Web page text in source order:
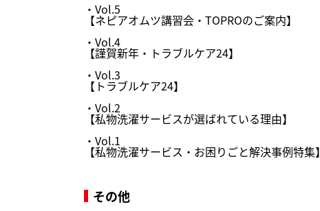
・ Vol.5
【ネピアオムツ講習会・TOPROのご案内】
・ Vol.4
【謹賀新年・トラブルケア24】
・ Vol.3
【トラブルケア24】
・ Vol.2
【私物洗濯サービスが選ばれている理由】
・ Vol.1
【私物洗濯サービス・お困りごと解決事例特集】
その他